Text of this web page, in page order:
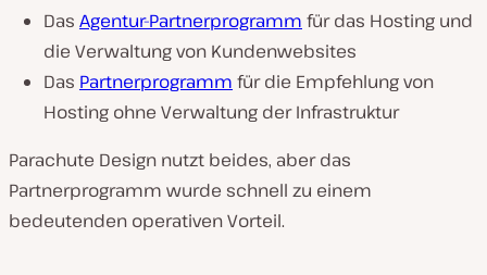
Das Agentur-Partnerprogramm für das Hosting und
die Verwaltung von Kundenwebsites
Das Partnerprogramm für die Empfehlung von
Hosting ohne Verwaltung der Infrastruktur
Parachute Design nutzt beides, aber das
Partnerprogramm wurde schnell zu einem
bedeutenden operativen Vorteil.